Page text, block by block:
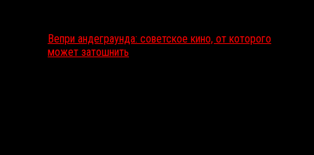
Вепри андеграунда: советское кино, от которого
может затошнить